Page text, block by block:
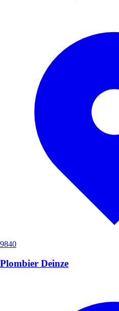
9840
Plombier Deinze